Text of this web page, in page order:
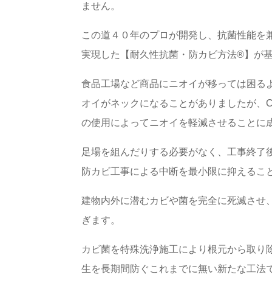
ません。
この道４０年のプロが開発し、抗菌性能
実現した【耐久性抗菌・防カビ方法®】が
食品工場など商品にニオイが移っては困
オイがネックになることがありましたが
の使用によってニオイを軽減させることに
足場を組んだりする必要がなく、工事終
防カビ工事による中断を最小限に抑えるこ
建物内外に潜むカビや菌を完全に死滅さ
ぎます。
カビ菌を特殊洗浄施工により根元から取
生を長期間防ぐこれまでに無い新たな工